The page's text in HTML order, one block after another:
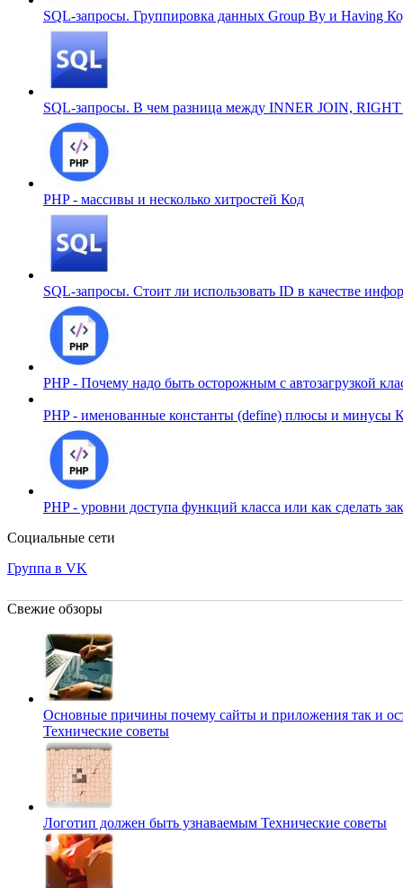
SQL-запросы. Группировка данных Group By и Having
SQL-запросы. В чем разница между INNER JOIN,
PHP - массивы и несколько хитростей Код
SQL-запросы. Стоит ли использовать ID в качестве
PHP - Почему надо быть осторожным с автозагрузкой
PHP - именованные константы (define) плюсы и минусы
PHP - уровни доступа функций класса или как сделать
Социальные сети
Группа в VK
Свежие обзоры
Основные причины почему сайты и приложения так и
Технические советы
Логотип должен быть узнаваемым Технические советы